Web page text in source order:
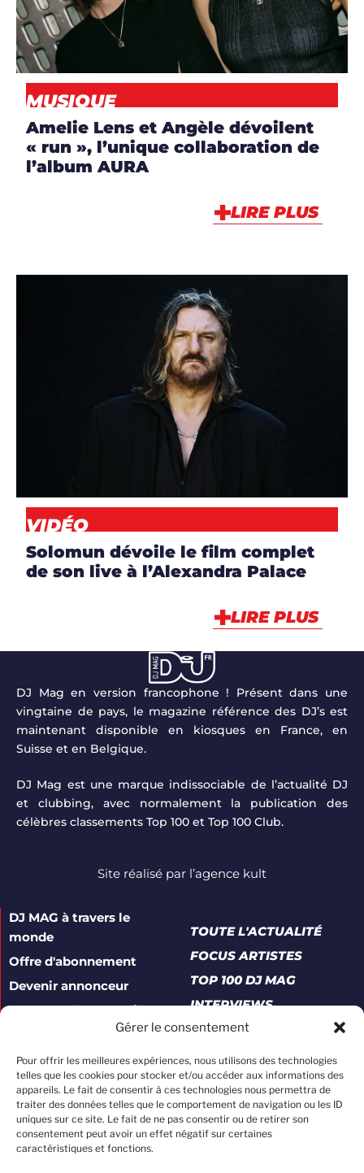
Gérer le consentement
Pour offrir les meilleures expériences, nous utilisons des technologies
telles que les cookies pour stocker et/ou accéder aux informations des
appareils. Le fait de consentir à ces technologies nous permettra de
traiter des données telles que le comportement de navigation ou les ID
uniques sur ce site. Le fait de ne pas consentir ou de retirer son
consentement peut avoir un effet négatif sur certaines
caractéristiques et fonctions.
MUSIQUE
,NEWS
MUSIQUE
Amelie Lens et Angèle dévoilent
« run », l’unique collaboration de
l’album AURA
LIRE PLUS
ARTICLES,ARTISTES
DJS,NEWS
VIDÉO
VIDÉO
Solomun dévoile le film complet
de son live à l’Alexandra Palace
LIRE PLUS
DJ Mag en version francophone ! Présent dans une
vingtaine de pays, le magazine référence des DJ’s est
maintenant disponible en kiosques en France, en
Suisse et en Belgique.
DJ Mag est une marque indissociable de l’actualité DJ
et clubbing, avec normalement la publication des
célèbres classements Top 100 et Top 100 Club.
Site réalisé par l’agence kult
DJ MAG à travers le
monde
Offre d'abonnement
Devenir annonceur
Contacter le magazine
TOUTE L'ACTUALITÉ
FOCUS ARTISTES
TOP 100 DJ MAG
INTERVIEWS
Mentions légales
Politique de confidentialité
Conditions générales de vente
Rejoindre l'équipe DJ Mag